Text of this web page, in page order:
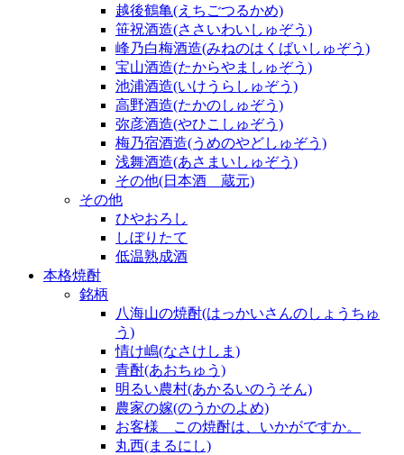
越後鶴亀(えちごつるかめ)
笹祝酒造(ささいわいしゅぞう)
峰乃白梅酒造(みねのはくばいしゅぞう)
宝山酒造(たからやましゅぞう)
池浦酒造(いけうらしゅぞう)
高野酒造(たかのしゅぞう)
弥彦酒造(やひこしゅぞう)
梅乃宿酒造(うめのやどしゅぞう)
浅舞酒造(あさまいしゅぞう)
その他(日本酒 蔵元)
その他
ひやおろし
しぼりたて
低温熟成酒
本格焼酎
銘柄
八海山の焼酎(はっかいさんのしょうちゅ
う)
情け嶋(なさけしま)
青酎(あおちゅう)
明るい農村(あかるいのうそん)
農家の嫁(のうかのよめ)
お客様 この焼酎は、いかがですか。
丸西(まるにし)